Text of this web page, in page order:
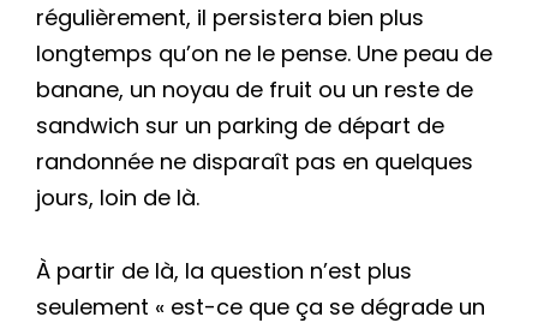
régulièrement, il persistera bien plus
longtemps qu’on ne le pense. Une peau de
banane, un noyau de fruit ou un reste de
sandwich sur un parking de départ de
randonnée ne disparaît pas en quelques
jours, loin de là.
À partir de là, la question n’est plus
seulement « est-ce que ça se dégrade un